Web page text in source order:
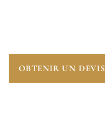
OBTENIR UN DEVIS